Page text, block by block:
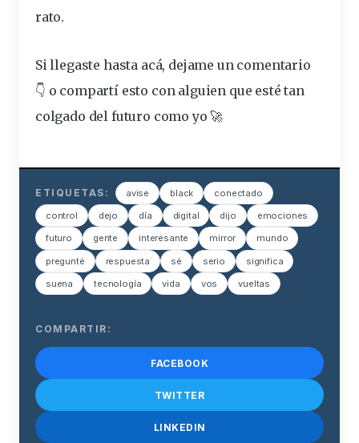
rato.
Si llegaste hasta acá, dejame un comentario
👇 o compartí esto con alguien que esté tan
colgado del futuro como yo 🚀
ETIQUETAS: avise black conectado
control dejo día digital dijo emociones
futuro gente interesante mirror mundo
pregunté respuesta sé serio significa
suena tecnología vida vos vueltas
COMPARTIR:
FACEBOOK
TWITTER
LINKEDIN